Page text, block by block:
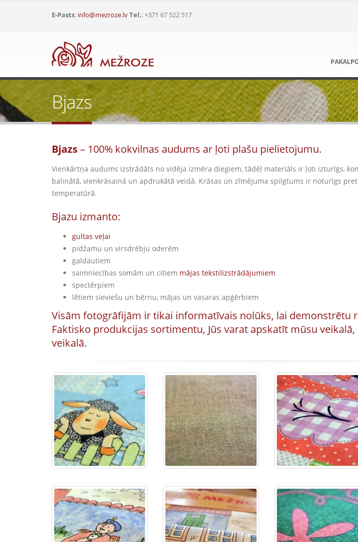
E-Pasts: info@mezroze.lvTel.: +371 67 522 517
Bjazs
Bjazs– 100% kokvilnas audums ar ļoti plašu pielietojumu.
Vienkārtņa audums izstrādāts no vidēja izmēra diegiem, tādēļ materiāls ir ļoti izturīgs,
balinātā, vienkrāsainā un apdrukātā veidā. Krāsas un zīmējuma spilgtums ir noturīgs
temperatūrā.
Bjazu izmanto:
gultas veļai
pidžamu un virsdrēbju oderēm
galdautiem
saimniecības somām un citiem mājas tekstilizstrādājumiem
spectērpiem
lētiem sieviešu un bērnu, mājas un vasaras apģērbiem
Visām fotogrāfijām ir tikai informatīvais nolūks, lai demonstrētu
Faktisko produkcijas sortimentu, Jūs varat apskatīt mūsu
veikalā.